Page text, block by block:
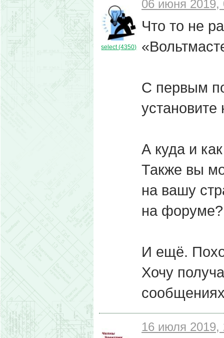
select (4350)
06 июня 2019,
Что то не
С первым
установите
А куда и
Также вы
на вашу
на форуме?
И ещё.
Хочу
16 июля 2019,